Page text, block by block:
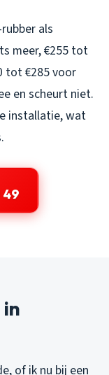
als
meer, €255 tot
tot €285 voor
en scheurt niet.
installatie, wat
49
of ik nu bij een